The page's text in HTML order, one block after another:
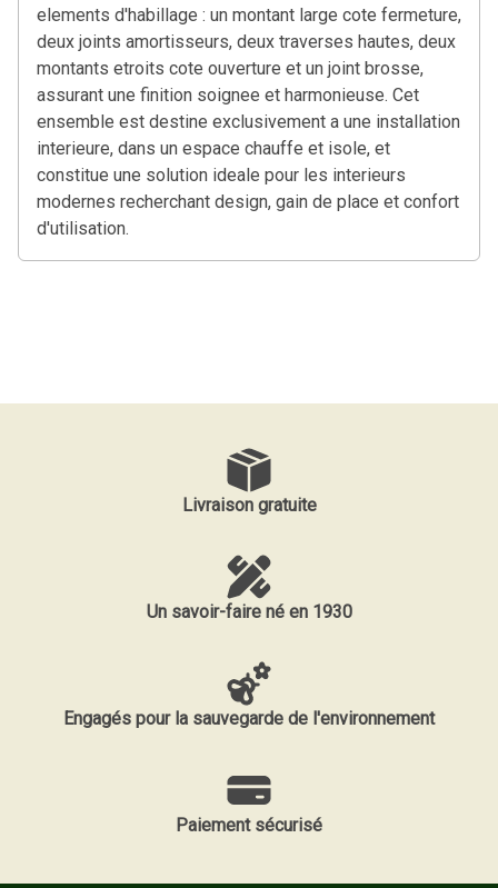
elements d'habillage : un montant large cote fermeture,
deux joints amortisseurs, deux traverses hautes, deux
montants etroits cote ouverture et un joint brosse,
assurant une finition soignee et harmonieuse. Cet
ensemble est destine exclusivement a une installation
interieure, dans un espace chauffe et isole, et
constitue une solution ideale pour les interieurs
modernes recherchant design, gain de place et confort
d'utilisation.
Livraison gratuite
Un savoir-faire né en 1930
Engagés pour la sauvegarde de l'environnement
Paiement sécurisé